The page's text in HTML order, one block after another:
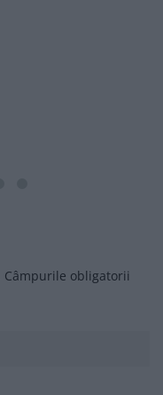
Câmpurile obligatorii